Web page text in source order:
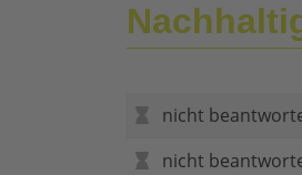
nicht
nicht